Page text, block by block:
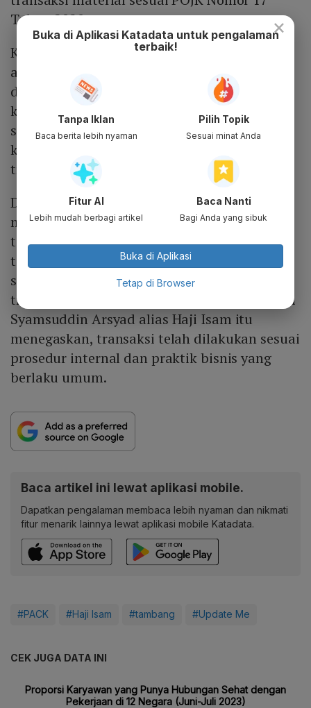
Tahun 2020.
Kendati demikian, perseroan memastikan
aksi korporasi tersebut tidak memberikan
dampak signifikan terhadap kondisi
keuangan perusahaan. “Tidak ada dampak
signifikan terhadap keadaan kondisi
keuangan Perseroan, dalam melakukan
transaksi ini,” tulis manajemen.
Direksi dan Dewan Komisaris PACK juga
menyatakan, seluruh informasi material
terkait transaksi telah diungkapkan dan
tidak mengandung benturan kepentingan
sebagaimana diatur dalam POJK terkait
transaksi afiliasi. Emiten tambang milik Andi
Syamsuddin Arsyad alias Haji Isam itu
menegaskan, transaksi telah dilakukan sesuai
prosedur internal dan praktik bisnis yang
berlaku umum.
Baca artikel ini lewat aplikasi mobile.
Dapatkan pengalaman membaca lebih nyaman dan nikmati
fitur menarik lainnya lewat aplikasi mobile Katadata.
#PACK #Haji Isam #tambang #Update Me
CEK JUGA DATA INI
×
Buka di Aplikasi Katadata untuk pengalaman
terbaik!
Tanpa Iklan
Baca berita lebih nyaman
Pilih Topik
Sesuai minat Anda
Fitur AI
Lebih mudah berbagi artikel
Baca Nanti
Bagi Anda yang sibuk
Buka di Aplikasi
Tetap di Browser